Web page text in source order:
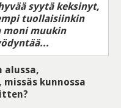
syytä keksinyt,
tuollaisiinkin
moni muukin
alussa,
kunnossa